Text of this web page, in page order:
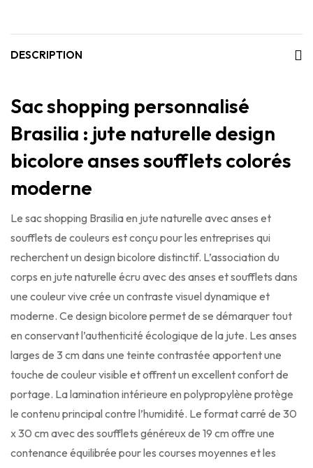
DESCRIPTION
Sac shopping personnalisé
Brasilia : jute naturelle design
bicolore anses soufflets colorés
moderne
Le sac shopping Brasilia en jute naturelle avec anses et
soufflets de couleurs est conçu pour les entreprises qui
recherchent un design bicolore distinctif. L’association du
corps en jute naturelle écru avec des anses et soufflets dans
une couleur vive crée un contraste visuel dynamique et
moderne. Ce design bicolore permet de se démarquer tout
en conservant l’authenticité écologique de la jute. Les anses
larges de 3 cm dans une teinte contrastée apportent une
touche de couleur visible et offrent un excellent confort de
portage. La lamination intérieure en polypropylène protège
le contenu principal contre l’humidité. Le format carré de 30
x 30 cm avec des soufflets généreux de 19 cm offre une
contenance équilibrée pour les courses moyennes et les